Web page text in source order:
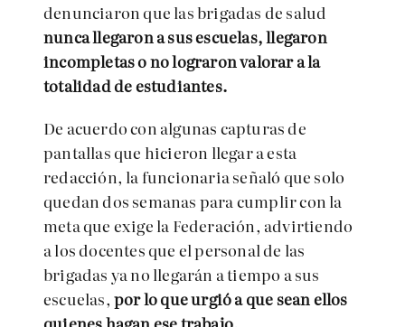
denunciaron que las brigadas de salud
nunca llegaron a sus escuelas, llegaron
incompletas o no lograron valorar a la
totalidad de estudiantes.
De acuerdo con algunas capturas de
pantallas que hicieron llegar a esta
redacción, la funcionaria señaló que solo
quedan dos semanas para cumplir con la
meta que exige la Federación, advirtiendo
a los docentes que el personal de las
brigadas ya no llegarán a tiempo a sus
escuelas, por lo que urgió a que sean ellos